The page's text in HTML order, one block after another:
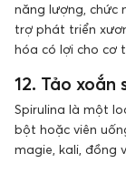
năng lượng, chức
trợ phát triển
hóa có lợi cho cơ
12. Tảo xoắn
Spirulina là một
bột hoặc viên
magie, kali, đồng